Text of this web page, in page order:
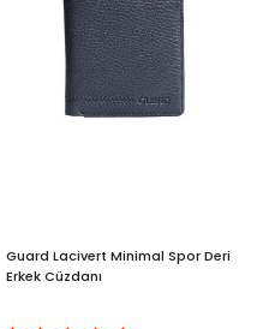
Guard Lacivert Minimal Spor Deri
Erkek Cüzdanı